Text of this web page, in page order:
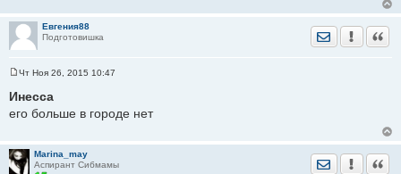
Евгения88
Подготовишка
Отправить
о
б
н
и
е
Чт Ноя 26, 2015 10:47
Инесса
его больше в городе нет
Marina_may
Аспирант Сибмамы
Отправить